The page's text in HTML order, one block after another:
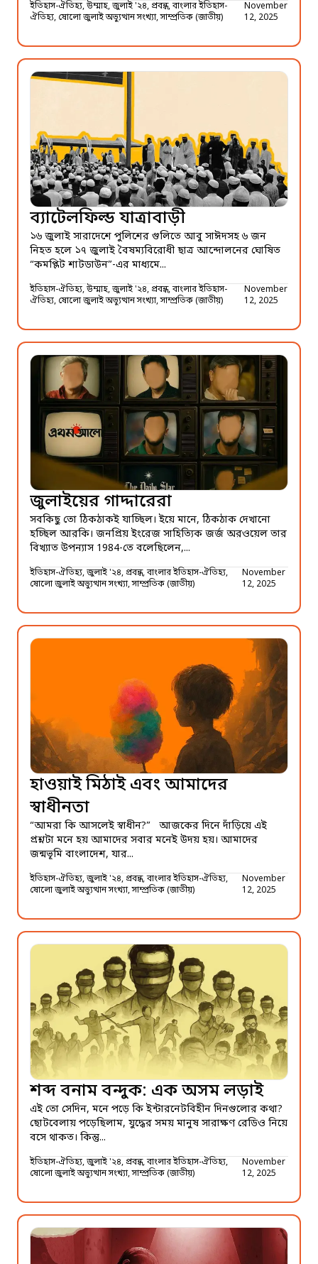
ইতিহাস-ঐতিহ্য, উম্মাহ, জুলাই '২৪, প্রবন্ধ, বাংলার ইতিহাস-
ঐতিহ্য, ষোলো জুলাই অভ্যুত্থান সংখ্যা, সাম্প্রতিক (জাতীয়)
November
12, 2025
ব্যাটেলফিল্ড যাত্রাবাড়ী
১৬ জুলাই সারাদেশে পুলিশের গুলিতে আবু সাঈদসহ ৬ জন
নিহত হলে ১৭ জুলাই বৈষম্যবিরোধী ছাত্র আন্দোলনের ঘোষিত
“কমপ্লিট শাটডাউন”-এর মাধ্যমে...
ইতিহাস-ঐতিহ্য, উম্মাহ, জুলাই '২৪, প্রবন্ধ, বাংলার ইতিহাস-
ঐতিহ্য, ষোলো জুলাই অভ্যুত্থান সংখ্যা, সাম্প্রতিক (জাতীয়)
November
12, 2025
জুলাইয়ের গাদ্দারেরা
সবকিছু তো ঠিকঠাকই যাচ্ছিল। ইয়ে মানে, ঠিকঠাক দেখানো
হচ্ছিল আরকি। জনপ্রিয় ইংরেজ সাহিত্যিক জর্জ অরওয়েল তার
বিখ্যাত উপন্যাস 1984-তে বলেছিলেন,...
ইতিহাস-ঐতিহ্য, জুলাই '২৪, প্রবন্ধ, বাংলার ইতিহাস-ঐতিহ্য,
ষোলো জুলাই অভ্যুত্থান সংখ্যা, সাম্প্রতিক (জাতীয়)
November
12, 2025
হাওয়াই মিঠাই এবং আমাদের
স্বাধীনতা
“আমরা কি আসলেই স্বাধীন?” আজকের দিনে দাঁড়িয়ে এই
প্রশ্নটা মনে হয় আমাদের সবার মনেই উদয় হয়। আমাদের
জন্মভূমি বাংলাদেশ, যার...
ইতিহাস-ঐতিহ্য, জুলাই '২৪, প্রবন্ধ, বাংলার ইতিহাস-ঐতিহ্য,
ষোলো জুলাই অভ্যুত্থান সংখ্যা, সাম্প্রতিক (জাতীয়)
November
12, 2025
শব্দ বনাম বন্দুক: এক অসম লড়াই
এই তো সেদিন, মনে পড়ে কি ইন্টারনেটবিহীন দিনগুলোর কথা?
ছোটবেলায় পড়েছিলাম, যুদ্ধের সময় মানুষ সারাক্ষণ রেডিও নিয়ে
বসে থাকত। কিন্তু...
ইতিহাস-ঐতিহ্য, জুলাই '২৪, প্রবন্ধ, বাংলার ইতিহাস-ঐতিহ্য,
ষোলো জুলাই অভ্যুত্থান সংখ্যা, সাম্প্রতিক (জাতীয়)
November
12, 2025